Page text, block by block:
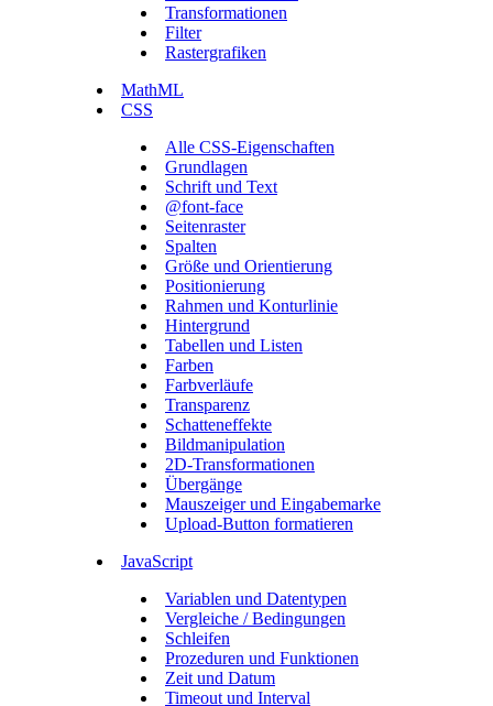
Transformationen
Filter
Rastergrafiken
MathML
CSS
Alle CSS-Eigenschaften
Grundlagen
Schrift und Text
@font-face
Seitenraster
Spalten
Größe und Orientierung
Positionierung
Rahmen und Konturlinie
Hintergrund
Tabellen und Listen
Farben
Farbverläufe
Transparenz
Schatteneffekte
Bildmanipulation
2D-Transformationen
Übergänge
Mauszeiger und Eingabemarke
Upload-Button formatieren
JavaScript
Variablen und Datentypen
Vergleiche / Bedingungen
Schleifen
Prozeduren und Funktionen
Zeit und Datum
Timeout und Interval